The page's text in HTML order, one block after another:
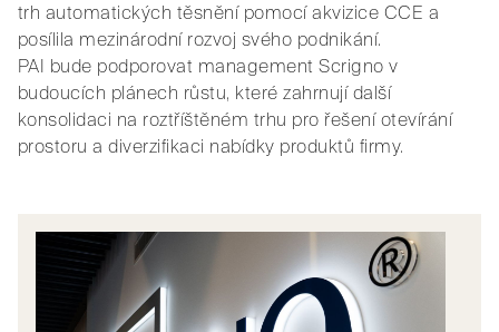
trh automatických těsnění pomocí akvizice CCE a
posílila mezinárodní rozvoj svého podnikání.
PAI bude podporovat management Scrigno v
budoucích plánech růstu, které zahrnují další
konsolidaci na roztříštěném trhu pro řešení otevírání
prostoru a diverzifikaci nabídky produktů firmy.